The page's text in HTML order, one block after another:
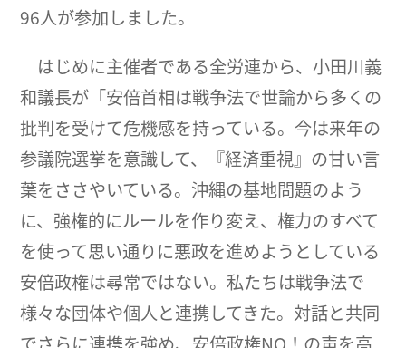
96人が参加しました。
はじめに主催者である全労連から、小田川義
和議長が「安倍首相は戦争法で世論から多くの
批判を受けて危機感を持っている。今は来年の
参議院選挙を意識して、『経済重視』の甘い言
葉をささやいている。沖縄の基地問題のよう
に、強権的にルールを作り変え、権力のすべて
を使って思い通りに悪政を進めようとしている
安倍政権は尋常ではない。私たちは戦争法で
様々な団体や個人と連携してきた。対話と共同